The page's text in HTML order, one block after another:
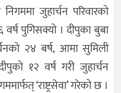
जुहार्चन परिवारको
पुगिसक्यो । दीपुका बुबा
२४ बर्ष, आमा सुमिली
१२ वर्ष गरी जुहार्चन
‘राष्ट्रसेवा’ गरेको छ ।